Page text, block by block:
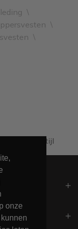
onze
\
\
\
levensstijl